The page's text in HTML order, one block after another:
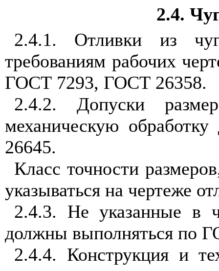
2.4.
2.4.1. Отливки из
требованиям рабочих
ГОСТ 7293, ГОСТ 26358.
2.4.2. Допуски
механическую
26645.
Класс точности
указываться на чертеже
2.4.3. Не указанные в
должны выполняться по
2.4.4. Конструкция и